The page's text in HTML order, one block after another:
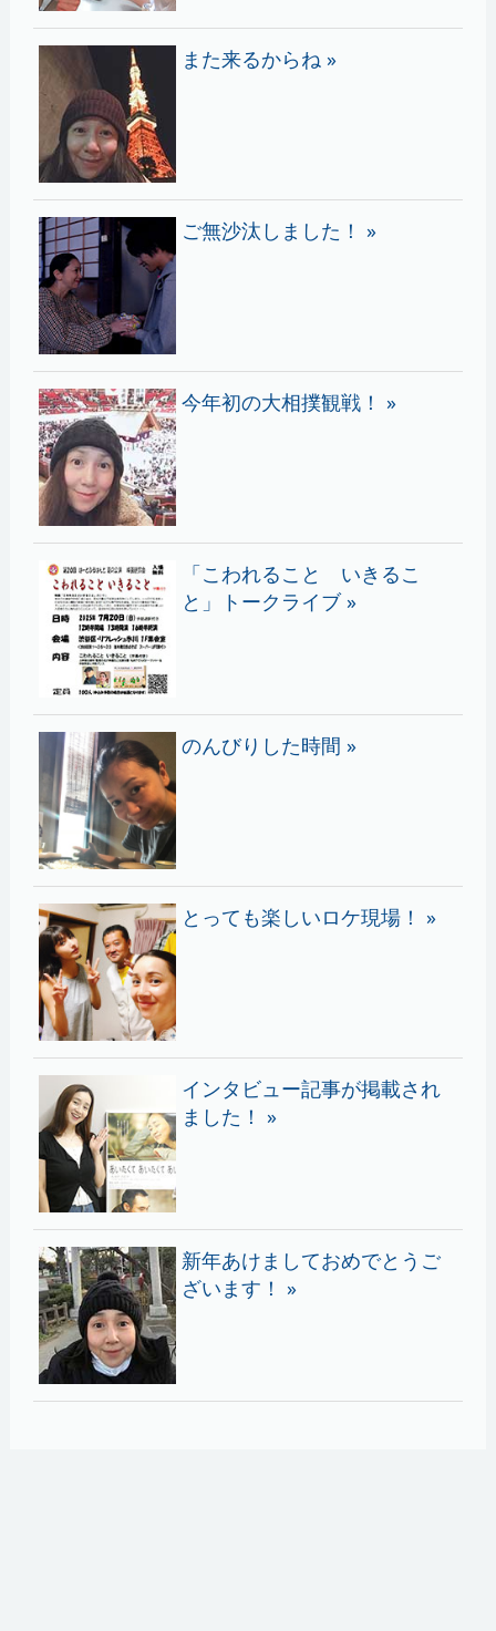
また来るからね »
ご無沙汰しました！ »
今年初の大相撲観戦！ »
「こわれること いきるこ
と」トークライブ »
のんびりした時間 »
とっても楽しいロケ現場！ »
インタビュー記事が掲載され
ました！ »
新年あけましておめでとうご
ざいます！ »